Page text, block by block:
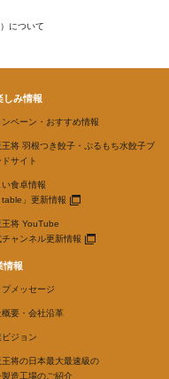
について
しみ情報
ンペーン・おすすめ情報
王将 羽根つき餃子・ぷるもち水餃子ブ
ドサイト
い食卓情報
table」更新情報
王将 YouTube
チャンネル更新情報
情報
プメッセージ
概要・会社沿革
ジョン
王将の日本最大最速級の
製造工場のご紹介